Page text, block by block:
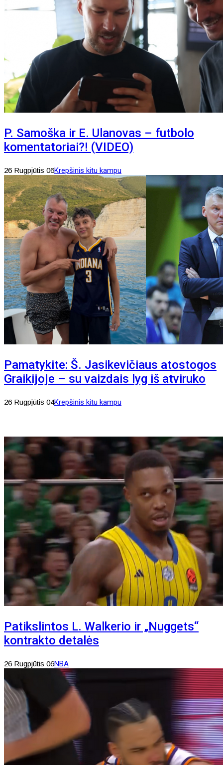
P. Samoška ir E. Ulanovas – futbolo
komentatoriai?! (VIDEO)
26 Rugpjūtis 06Krepšinis kitu kampu
Pamatykite: Š. Jasikevičiaus atostogos
Graikijoje – su vaizdais lyg iš atviruko
26 Rugpjūtis 04Krepšinis kitu kampu
Patikslintos L. Walkerio ir „Nuggets“
kontrakto detalės
26 Rugpjūtis 06NBA